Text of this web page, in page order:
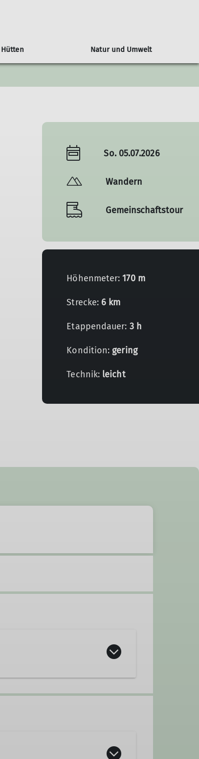
Mitgliedschaft
Info's zur Mitgliedschaft
Tourenübersicht
Monday-Monkeys
Hütten Natur und Umwelt
Ludwigsburger Hütte Orchideenweg
So. 05.07.2026
Wandern
Gemeinschaftstour
Höhenmeter:170 m
Strecke: 6 km
Etappendauer: 3 h
Kondition: gering
Technik: leicht